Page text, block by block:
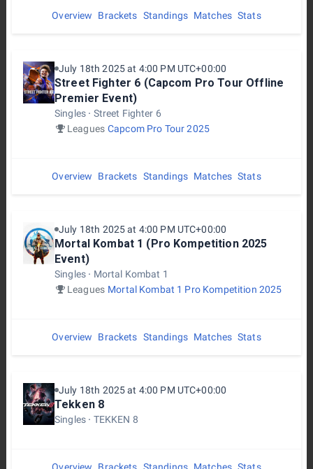
Overview Brackets Standings Matches Stats
July 18th 2025 at 4:00 PM UTC+00:00
Street Fighter 6 (Capcom Pro Tour Offline
Premier Event)
Singles
Street Fighter 6
Leagues Capcom Pro Tour 2025
Overview Brackets Standings Matches Stats
July 18th 2025 at 4:00 PM UTC+00:00
Mortal Kombat 1 (Pro Kompetition 2025
Event)
Singles
Mortal Kombat 1
Leagues Mortal Kombat 1 Pro Kompetition 2025
Overview Brackets Standings Matches Stats
July 18th 2025 at 4:00 PM UTC+00:00
Tekken 8
Singles TEKKEN 8
Overview Brackets Standings Matches Stats